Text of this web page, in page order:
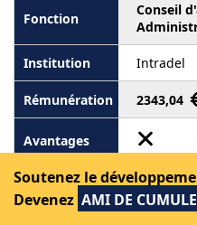
Conseil
Intradel
2343,04
Conseil
Soutenez le
Devenez AMI DE